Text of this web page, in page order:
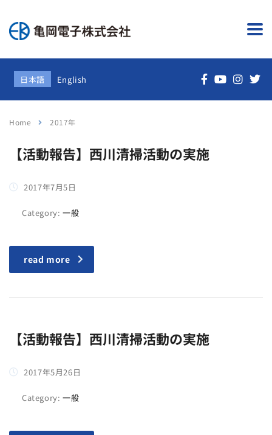
日本語 English
Home 2017年
【活動報告】西川清掃活動の実施
2017年7月5日
Category: 一般
read more
【活動報告】西川清掃活動の実施
2017年5月26日
Category: 一般